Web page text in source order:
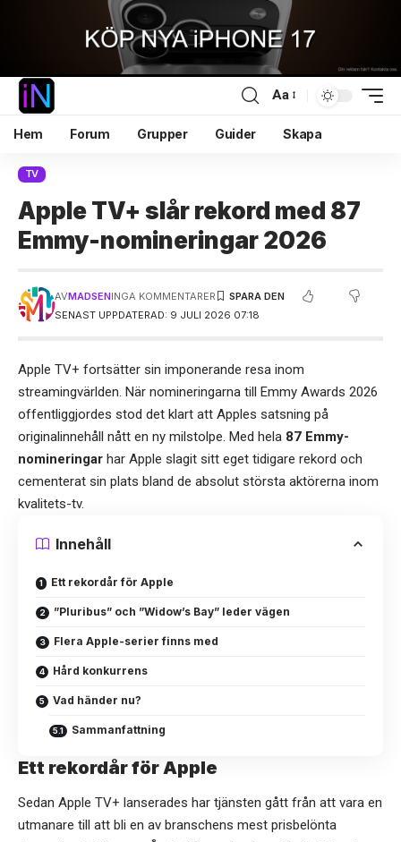
Aa
Hem Forum Grupper Guider Skapa
TV
Apple TV+ slår rekord med 87
Emmy-nomineringar 2026
SENAST UPPDATERAD: 9 JULI 2026 07:18
AVMADSENINGA KOMMENTARER
Apple TV+ fortsätter sin imponerande resa inom
streamingvärlden. När nomineringarna till Emmy Awards 2026
offentliggjordes stod det klart att Apples satsning på
originalinnehåll nått en ny milstolpe. Med hela 87 Emmy-
nomineringar har Apple slagit sitt eget tidigare rekord och
cementerat sin plats bland de absolut största aktörerna inom
kvalitets-tv.
Innehåll
Ett rekordår för Apple
”Pluribus” och ”Widow’s Bay” leder vägen
Flera Apple-serier finns med
Hård konkurrens
Vad händer nu?
Sammanfattning
Ett rekordår för Apple
Sedan Apple TV+ lanserades har tjänsten gått från att vara en
utmanare till att bli en av branschens mest prisbelönta